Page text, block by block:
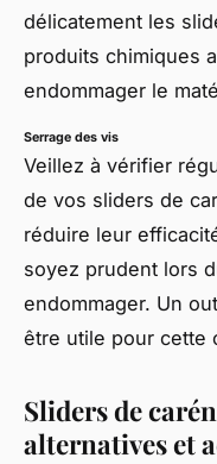
délicatement les
produits chimiques
endommager le
Serrage des vis
Veillez à vérifier
de vos sliders de
réduire leur
soyez prudent lors
endommager. Un
être utile pour cette
Sliders de
alternatives et